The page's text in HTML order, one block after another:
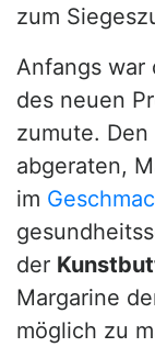
zum
Anfangs war
des neuen
zumute.
abgeraten,
im
der
Margarine
möglich zu